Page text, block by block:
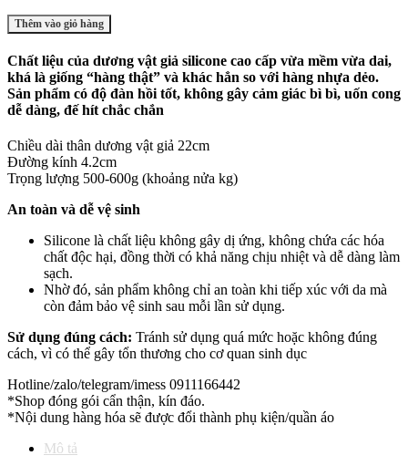
Dương
vật
giả
silicone
như
thật
22x4.2cm
lượng
Thêm vào giỏ hàng
Chất liệu của dương vật giả silicone cao cấp vừa mềm vừa dai,
khá là giống “hàng thật” và khác hẳn so với hàng nhựa dẻo.
Sản phẩm có độ đàn hồi tốt, không gây cảm giác bì bì, uốn cong
dễ dàng, đế hít chắc chắn
Chiều dài thân dương vật giả 22cm
Đường kính 4.2cm
Trọng lượng 500-600g (khoảng nửa kg)
An toàn và dễ vệ sinh
Silicone là chất liệu không gây dị ứng, không chứa các hóa
chất độc hại, đồng thời có khả năng chịu nhiệt và dễ dàng làm
sạch.
Nhờ đó, sản phẩm không chỉ an toàn khi tiếp xúc với da mà
còn đảm bảo vệ sinh sau mỗi lần sử dụng.
Sử dụng đúng cách: Tránh sử dụng quá mức hoặc không đúng
cách, vì có thể gây tổn thương cho cơ quan sinh dục
Hotline/zalo/telegram/imess 0911166442
*Shop đóng gói cẩn thận, kín đáo.
*Nội dung hàng hóa sẽ được đổi thành phụ kiện/quần áo
Mô tả